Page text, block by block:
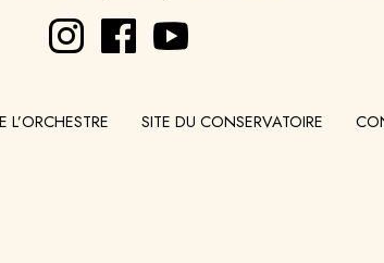
L’ORCHESTRE SITE DU CONSERVATOIRE